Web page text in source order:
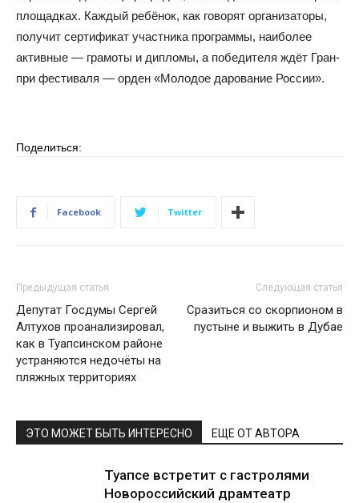
площадках. Каждый ребёнок, как говорят организаторы,
получит сертификат участника программы, наиболее
активные — грамоты и дипломы, а победителя ждёт Гран-
при фестиваля — орден «Молодое дарование России».
Поделиться:
Facebook Twitter
Предыдущая статья
Депутат Госдумы Сергей
Алтухов проанализировал,
как в Туапсинском районе
устраняются недочёты на
пляжных территориях
Следующая статья
Сразиться со скорпионом в
пустыне и выжить в Дубае
ЭТО МОЖЕТ БЫТЬ ИНТЕРЕСНО ЕЩЕ ОТ АВТОРА
Туапсе встретит с гастролями
Новороссийский драмтеатр